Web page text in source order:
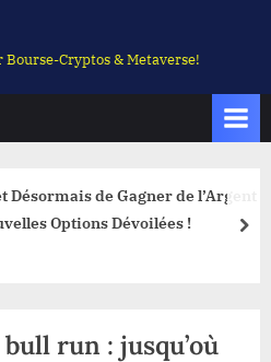
Cryptos & Metaverse!
de Gagner de l’Argent
Options Dévoilées !
run : jusqu’où